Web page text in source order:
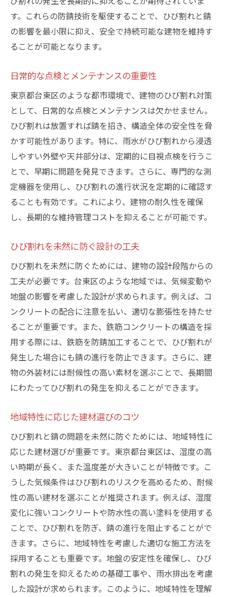
す。これらの防錆技術を駆使することで、ひび割れと錆
の影響を最小限に抑え、安全で持続可能な建物を維持す
ることが可能となります。
日常的な点検とメンテナンスの重要性
東京都台東区のような都市環境で、建物のひび割れ対策
として、日常的な点検とメンテナンスは欠かせません。
ひび割れは放置すれば錆を招き、構造全体の安全性を脅
かす可能性があります。特に、雨水がひび割れから浸透
しやすい外壁や天井部分は、定期的に目視点検を行うこ
とで、早期に問題を発見できます。さらに、専門的な測
定機器を使用し、ひび割れの進行状況を定期的に確認す
ることも有効です。これにより、建物の耐久性を確保
し、長期的な維持管理コストを抑えることが可能です。
ひび割れを未然に防ぐ設計の工夫
ひび割れを未然に防ぐためには、建物の設計段階からの
工夫が必要です。台東区のような地域では、気候変動や
地盤の影響を考慮した設計が求められます。例えば、コ
ンクリートの配合に注意を払い、適切な膨張性を持たせ
ることが重要です。また、鉄筋コンクリートの構造を採
用する際には、鉄筋を防錆加工することで、ひび割れが
発生した場合にも錆の進行を防止できます。さらに、建
物の外装材には耐候性の高い素材を選ぶことで、長期間
にわたってひび割れの発生を抑えることができます。
地域特性に応じた建材選びのコツ
ひび割れと錆の問題を未然に防ぐためには、地域特性に
応じた建材選びが重要です。東京都台東区は、湿度の高
い時期が長く、また温度差が大きいことが特徴です。こ
うした気候条件はひび割れのリスクを高めるため、耐候
性の高い建材を選ぶことが推奨されます。例えば、湿度
変化に強いコンクリートや防水性の高い塗料を使用する
ことで、ひび割れを防ぎ、錆の進行を阻止することがで
きます。さらに、地域特性を考慮した適切な施工方法を
採用することも重要です。地盤の安定性を確保し、ひび
割れの発生を抑えるための基礎工事や、雨水排出を考慮
した設計が求められます。このように、地域特性を理解